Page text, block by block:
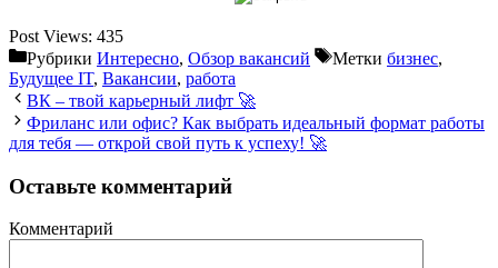
Post Views: 435
Рубрики Интересно, Обзор вакансий Метки бизнес,
Будущее IT, Вакансии, работа
ВК – твой карьерный лифт 🚀
Фриланс или офис? Как выбрать идеальный формат работы
для тебя — открой свой путь к успеху! 🚀
Оставьте комментарий
Комментарий